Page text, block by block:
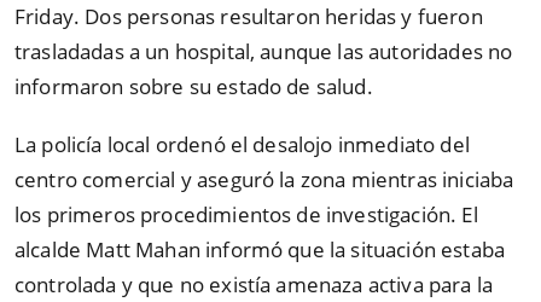
Friday. Dos personas resultaron heridas y fueron
trasladadas a un hospital, aunque las autoridades no
informaron sobre su estado de salud.
La policía local ordenó el desalojo inmediato del
centro comercial y aseguró la zona mientras iniciaba
los primeros procedimientos de investigación. El
alcalde Matt Mahan informó que la situación estaba
controlada y que no existía amenaza activa para la